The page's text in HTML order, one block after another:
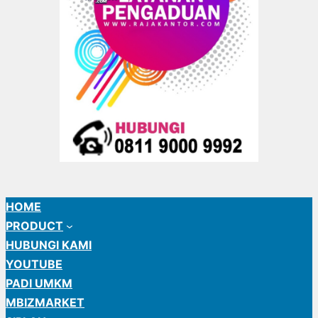
HOME
PRODUCT
HUBUNGI KAMI
YOUTUBE
PADI UMKM
MBIZMARKET